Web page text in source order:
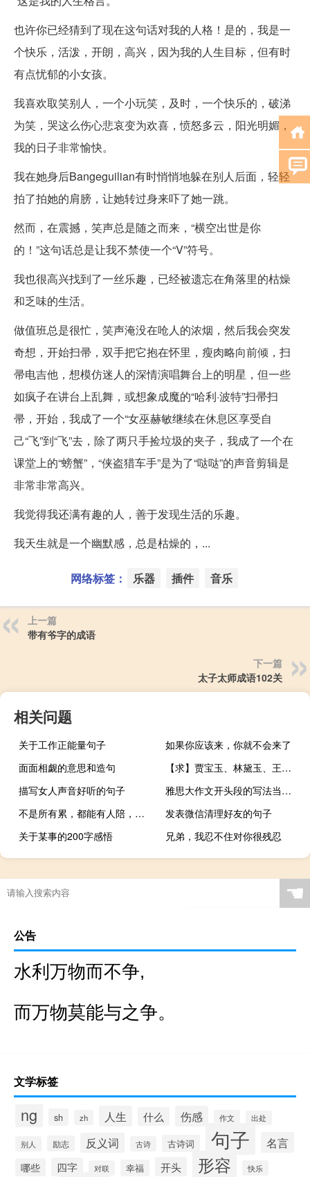
也许你已经猜到了现在这句话对我的人格！是的，我是一
个快乐，活泼，开朗，高兴，因为我的人生目标，但有时
有点忧郁的小女孩。
我喜欢取笑别人，一个小玩笑，及时，一个快乐的，破涕
为笑，哭这么伤心悲哀变为欢喜，愤怒多云，阳光明媚，
我的日子非常愉快。
我在她身后Bangeguilian有时悄悄地躲在别人后面，轻轻
拍了拍她的肩膀，让她转过身来吓了她一跳。
然而，在震撼，笑声总是随之而来，“横空出世是你
的！”这句话总是让我不禁使一个“V”符号。
我也很高兴找到了一丝乐趣，已经被遗忘在角落里的枯燥
和乏味的生活。
做值班总是很忙，笑声淹没在呛人的浓烟，然后我会突发
奇想，开始扫帚，双手把它抱在怀里，瘦肉略向前倾，扫
帚电吉他，想模仿迷人的深情演唱舞台上的明星，但一些
如疯子在讲台上乱舞，或想象成魔的“哈利·波特”扫帚扫
帚，开始，我成了一个“女巫赫敏继续在休息区享受自
己“飞”到“飞”去，除了两只手捡垃圾的夹子，我成了一个在
课堂上的“螃蟹”，“侠盗猎车手”是为了“哒哒”的声音剪辑是
非常非常高兴。
我觉得我还满有趣的人，善于发现生活的乐趣。
我天生就是一个幽默感，总是枯燥的，...
网络标签： 乐器 插件 音乐
上一篇
带有爷字的成语
下一篇
太子太师成语102关
相关问题
关于工作正能量句子
如果你应该来，你就不会来了
面面相觑的意思和造句
【求】贾宝玉、林黛玉、王熙凤、薛宝钗
描写女人声音好听的句子
雅思大作文开头段的写法当中背景怎么写
不是所有累，都能有人陪，你只能学会自己承受一切
发表微信清理好友的句子
关于某事的200字感悟
兄弟，我忍不住对你很残忍
☚
公告
水利万物而不争,
而万物莫能与之争。
文学标签
ng sh zh 人生 什么 伤感 作文 出处
别人 励志 反义词 古诗 古诗词 句子 名言
哪些 四字 对联 幸福 开头 形容 快乐